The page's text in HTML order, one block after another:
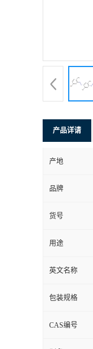
产品详请
产地
品牌
货号
用途
英文名称
包装规格
CAS编号